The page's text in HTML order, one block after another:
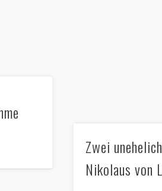
Zwei
Nikolaus von